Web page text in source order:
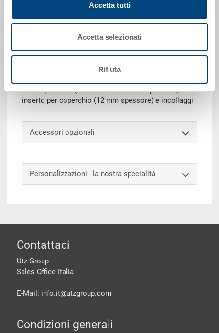
Accetta tutti
Accetta selezionati
Rifiuta
Set schiuma espansa, PUR RG, grigio antracite,
inserti preforati (1x 10 mm, 2x 20 mm spessore), 1
inserto per coperchio (12 mm spessore) e incollaggi
Accessori opzionali
Personalizzazioni - la nostra specialità
piè di pagine
Contattaci
Utz Group
Sales Office Italia
E-Mail: info.it@utzgroup.com
Condizioni generali